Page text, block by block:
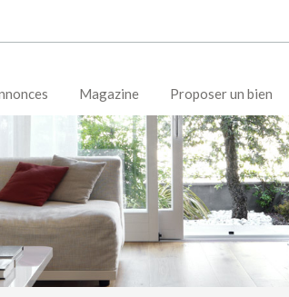
Magazine Proposer un bien